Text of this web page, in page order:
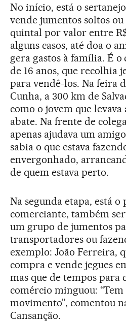
No início, está o
vende jumentos soltos
quintal por valor entre
alguns casos, até doa o
gera gastos à família. É o
de 16 anos, que recolhia
para vendê-los. Na feira
Cunha, a 300 km de
como o jovem que
abate. Na frente de
apenas ajudava um
sabia o que estava
envergonhado,
de quem estava perto.
Na segunda etapa, está o
comerciante, também
um grupo de jumentos
transportadores ou
exemplo: João Ferreira,
compra e vende jegues
mas que de tempos para
comércio minguou:
movimento”, comentou
Cansanção.